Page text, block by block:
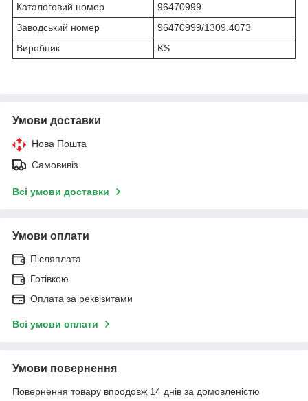
Каталоговий номер
96470999
Заводський номер
96470999/1309.4073
Виробник
KS
Умови доставки
Нова Пошта
Самовивіз
Всі умови доставки
Умови оплати
Післяплата
Готівкою
Оплата за реквізитами
Всі умови оплати
Умови повернення
Повернення товару впродовж 14 днів за домовленістю